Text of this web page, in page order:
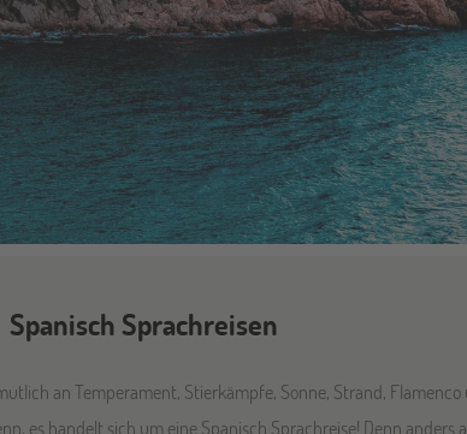
Spanisch Sprachreisen
an Temperament, Stierkämpfe, Sonne, Strand,
es handelt sich um eine Spanisch Sprachreise! Denn anders